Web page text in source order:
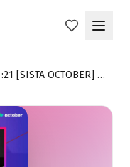
:21 [SISTA OCTOBER] Maryline Perenet - Digit'Owl School : décoder les codes pour nos enfants !